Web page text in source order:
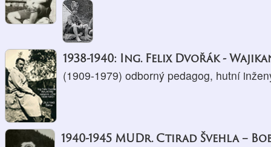
1938-1940: Ing. Felix Dvořák -
(1909-1979) odborný pedagog, hutní
1940-1945 MUDr. Ctirad Švehla –